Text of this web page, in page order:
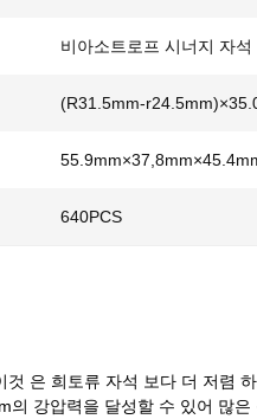
비아소트로프 시너지 자석
(R31.5mm-
640PCS
은 희토류 자석 보다 더 저렴
강압력을 달성할 수 있어 많